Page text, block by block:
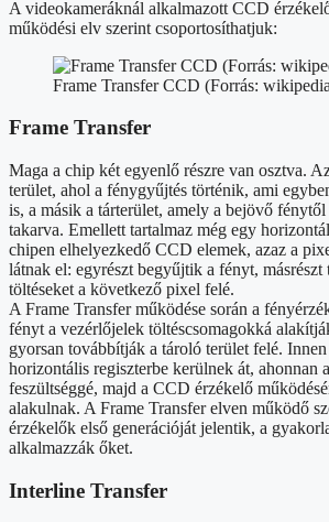
A videokameráknál alkalmazott CCD
működési elv szerint csoportosíthatjuk:
Frame Transfer CCD (Forrás:
Frame Transfer
Maga a chip két egyenlő részre van osztva.
terület, ahol a fénygyűjtés történik, ami
is, a másik a tárterület, amely a bejövő fénytől
takarva. Emellett tartalmaz még egy
chipen elhelyezkedő CCD elemek, azaz a
látnak el: egyrészt begyűjtik a fényt, másrészt
töltéseket a következő pixel felé.
A Frame Transfer működése során a
fényt a vezérlőjelek töltéscsomagokká
gyorsan továbbítják a tároló terület felé.
horizontális regiszterbe kerülnek át, ahonnan
feszültséggé, majd a CCD érzékelő
alakulnak. A Frame Transfer elven működő
érzékelők első generációját jelentik, a
alkalmazzák őket.
Interline Transfer